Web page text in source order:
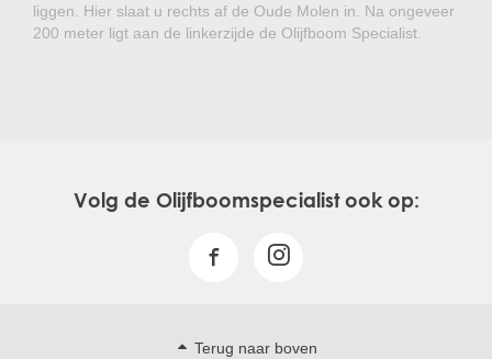
liggen. Hier slaat u rechts af de Oude Molen in. Na ongeveer
200 meter ligt aan de linkerzijde de Olijfboom Specialist.
Volg de Olijfboomspecialist ook op:
Terug naar boven